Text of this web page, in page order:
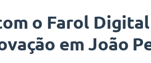
o Farol
em João